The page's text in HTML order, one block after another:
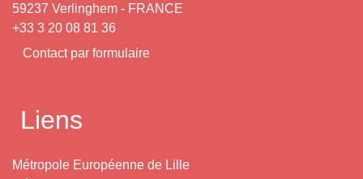
59237 Verlinghem - FRANCE
+33 3 20 08 81 36
Contact par formulaire
Liens
Métropole Européenne de Lille